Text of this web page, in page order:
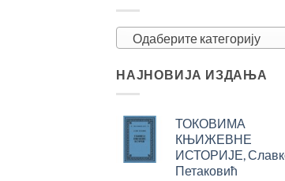
Одаберите категорију
НАЈНОВИЈА ИЗДАЊА
ТОКОВИМА
КЊИЖЕВНЕ
ИСТОРИЈЕ,
Петаковић